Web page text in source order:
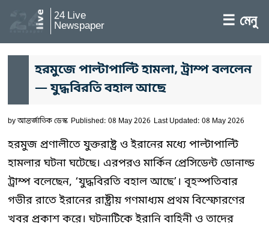
24 Live
Newspaper ☰ মেনু
হরমুজে পাল্টাপাল্টি হামলা, ট্রাম্প বললেন
— যুদ্ধবিরতি বহাল আছে
byআন্তর্জাতিক ডেস্ক Published: 08 May 2026 Last Updated: 08 May 2026
হরমুজ প্রণালীতে যুক্তরাষ্ট্র ও ইরানের মধ্যে পাল্টাপাল্টি
হামলার ঘটনা ঘটেছে। এরপরও মার্কিন প্রেসিডেন্ট ডোনাল্ড
ট্রাম্প বলেছেন, ‘যুদ্ধবিরতি বহাল আছে’। বৃহস্পতিবার
গভীর রাতে ইরানের রাষ্ট্রীয় গণমাধ্যম প্রথম বিস্ফোরণের
খবর প্রকাশ করে। ঘটনাটিকে ইরানি বাহিনী ও তাদের